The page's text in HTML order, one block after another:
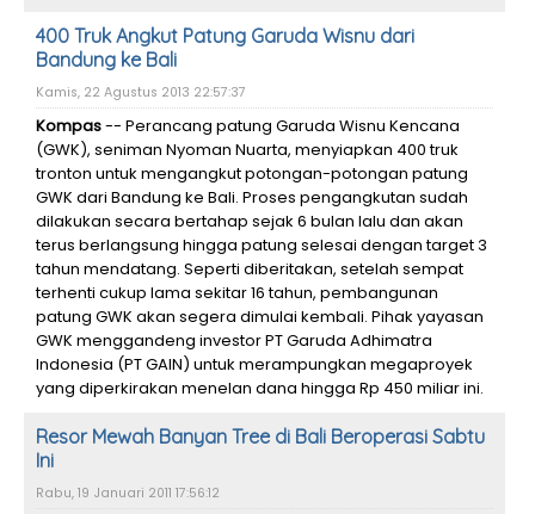
400 Truk Angkut Patung Garuda Wisnu dari
Bandung ke Bali
Kamis, 22 Agustus 2013 22:57:37
Kompas-- Perancang patung Garuda Wisnu Kencana
(GWK), seniman Nyoman Nuarta, menyiapkan 400 truk
tronton untuk mengangkut potongan-potongan patung
GWK dari Bandung ke Bali. Proses pengangkutan sudah
dilakukan secara bertahap sejak 6 bulan lalu dan akan
terus berlangsung hingga patung selesai dengan target 3
tahun mendatang. Seperti diberitakan, setelah sempat
terhenti cukup lama sekitar 16 tahun, pembangunan
patung GWK akan segera dimulai kembali. Pihak yayasan
GWK menggandeng investor PT Garuda Adhimatra
Indonesia (PT GAIN) untuk merampungkan megaproyek
yang diperkirakan menelan dana hingga Rp 450 miliar ini.
Resor Mewah Banyan Tree di Bali Beroperasi Sabtu
Ini
Rabu, 19 Januari 2011 17:56:12